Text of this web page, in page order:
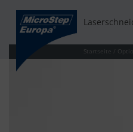
Startseite /